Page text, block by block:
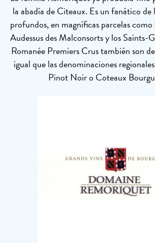
la abadía de Citeaux. Es un fanático de
profundos, en magníficas parcelas
Audessus des Malconsorts y los Saints-
Romanée Premiers Crus también son
igual que las denominaciones
Pinot Noir o Coteaux